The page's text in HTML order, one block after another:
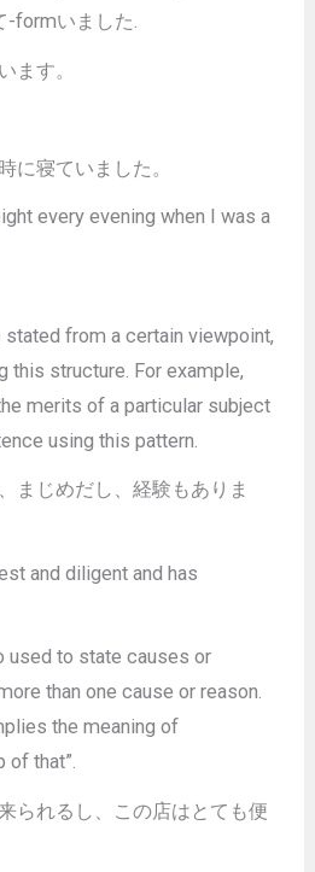
-formいました.
ます。
に寝ていました。
every evening when I was a
from a certain viewpoint,
this structure. For example,
merits of a particular subject
using this pattern.
まじめだし、経験もありま
and diligent and has
used to state causes or
than one cause or reason.
the meaning of
of that”.
られるし、この店はとても便